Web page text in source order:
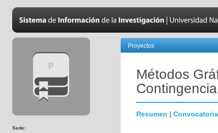
Sede:
Proyectos
Métodos
Contingencia
Resumen | Convocatoria